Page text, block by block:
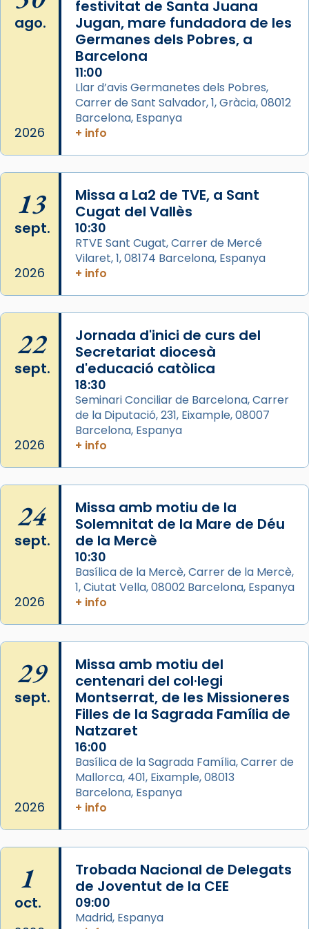
2 weeks ago
Aquest dilluns, 27 de juliol, ha tingut lloc la
missa d’acció de gràcies en agraïment al
comitè organitzador de la visita apostòlica
del Sant Pare Lleó XIV a Barcelona, i als
col·laboradors, a la Catedral de Barcelona.
L’arquebisbe de Barcelona, el cardenal Joan
Josep Omella, ha presidit la missa i l’ha
concelebrat el bisbe auxiliar de Barcelona,
Mons. David Abadías.
📸 Dr. G. Simón
View on Facebook · Share
Arquebisbat de Barcelona
Memòria de les santes Juliana i
Semproniana, verges i màrtirs.
Acompanyant la història de sant Cugat, a
partir de l’Edat Mitjana sorgeix la tradició
que les santes Juliana (“relatiu a Júlia”) i
Semproniana (“relatiu a Semprònia =
eterna”) són deixebles seves. I l’any 1667, el
frare Joan Gaspar Roig, afirma en una obra
Foto
View on Facebook · Share
ago.
2026
festivitat de Santa Juana
Jugan, mare fundadora de les
Germanes dels Pobres, a
Barcelona
11:00
Llar d’avis Germanetes dels Pobres,
Carrer de Sant Salvador, 1, Gràcia, 08012
Barcelona, Espanya
+ info
13
sept.
2026
Missa a La2 de TVE, a Sant
Cugat del Vallès
10:30
RTVE Sant Cugat, Carrer de Mercé
Vilaret, 1, 08174 Barcelona, Espanya
+ info
22
sept.
2026
Jornada d'inici de curs del
Secretariat diocesà
d'educació catòlica
18:30
Seminari Conciliar de Barcelona, Carrer
de la Diputació, 231, Eixample, 08007
Barcelona, Espanya
+ info
24
sept.
2026
Missa amb motiu de la
Solemnitat de la Mare de Déu
de la Mercè
10:30
Basílica de la Mercè, Carrer de la Mercè,
1, Ciutat Vella, 08002 Barcelona, Espanya
+ info
29
sept.
2026
Missa amb motiu del
centenari del col·legi
Montserrat, de les Missioneres
Filles de la Sagrada Família de
Natzaret
16:00
Basílica de la Sagrada Família, Carrer de
Mallorca, 401, Eixample, 08013
Barcelona, Espanya
+ info
1
oct.
Trobada Nacional de Delegats
de Joventut de la CEE
09:00
Madrid, Espanya